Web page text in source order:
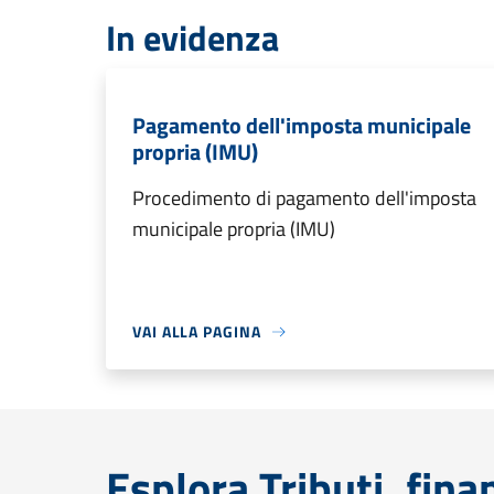
In evidenza
Pagamento dell'imposta municipale
propria (IMU)
Procedimento di pagamento dell'imposta
municipale propria (IMU)
VAI ALLA PAGINA